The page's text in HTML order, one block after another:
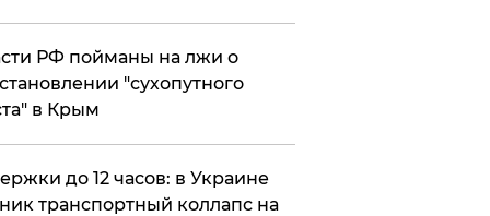
РФ пойманы на лжи о
"сухопутного
в Крым
до 12 часов: в Украине
транспортный коллапс на